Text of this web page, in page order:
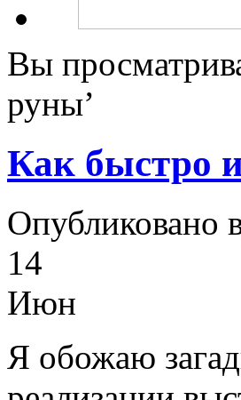
Вы
руны’
Как быстро
Опубликовано
14
Июн
Я обожаю